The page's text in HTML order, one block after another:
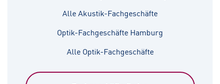
Alle Akustik-Fachgeschäfte
Optik-Fachgeschäfte Hamburg
Alle Optik-Fachgeschäfte